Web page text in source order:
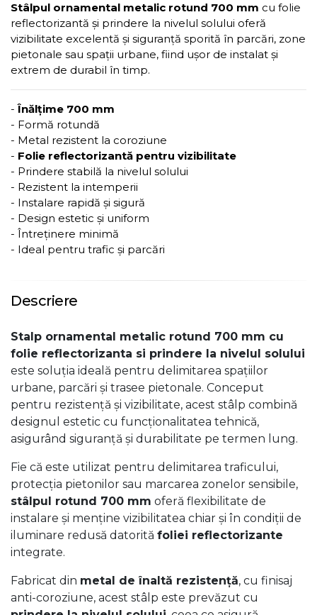
Stâlpul ornamental metalic rotund 700 mm cu folie
reflectorizantă și prindere la nivelul solului oferă
vizibilitate excelentă și siguranță sporită în parcări, zone
pietonale sau spații urbane, fiind ușor de instalat și
extrem de durabil în timp.
- Înălțime 700 mm
- Formă rotundă
- Metal rezistent la coroziune
- Folie reflectorizantă pentru vizibilitate
- Prindere stabilă la nivelul solului
- Rezistent la intemperii
- Instalare rapidă și sigură
- Design estetic și uniform
- Întreținere minimă
- Ideal pentru trafic și parcări
Descriere
Stalp ornamental metalic rotund 700 mm cu
folie reflectorizanta si prindere la nivelul solului
este soluția ideală pentru delimitarea spațiilor
urbane, parcări și trasee pietonale. Conceput
pentru rezistență și vizibilitate, acest stâlp combină
designul estetic cu funcționalitatea tehnică,
asigurând siguranță și durabilitate pe termen lung.
Fie că este utilizat pentru delimitarea traficului,
protecția pietonilor sau marcarea zonelor sensibile,
stâlpul rotund 700 mm oferă flexibilitate de
instalare și menține vizibilitatea chiar și în condiții de
iluminare redusă datorită foliei reflectorizante
integrate.
Fabricat din metal de înaltă rezistență, cu finisaj
anti-coroziune, acest stâlp este prevăzut cu